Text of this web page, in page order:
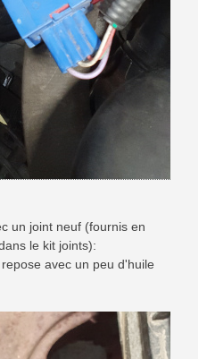
un joint neuf (fournis en
le kit joints):
avec un peu d'huile